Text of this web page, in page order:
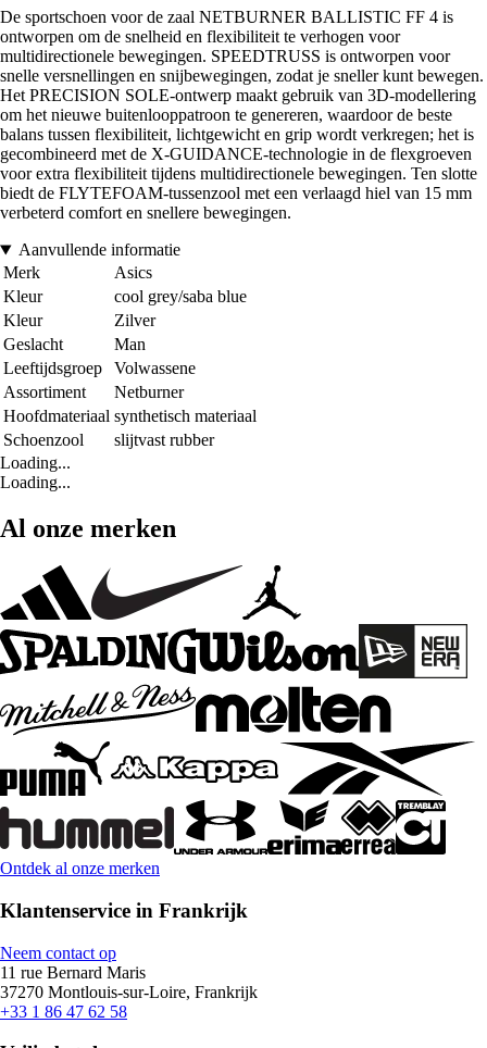
De sportschoen voor de zaal NETBURNER BALLISTIC FF 4 is
ontworpen om de snelheid en flexibiliteit te verhogen voor
multidirectionele bewegingen. SPEEDTRUSS is ontworpen voor
snelle versnellingen en snijbewegingen, zodat je sneller kunt bewegen.
Het PRECISION SOLE-ontwerp maakt gebruik van 3D-modellering
om het nieuwe buitenlooppatroon te genereren, waardoor de beste
balans tussen flexibiliteit, lichtgewicht en grip wordt verkregen; het is
gecombineerd met de X-GUIDANCE-technologie in de flexgroeven
voor extra flexibiliteit tijdens multidirectionele bewegingen. Ten slotte
biedt de FLYTEFOAM-tussenzool met een verlaagd hiel van 15 mm
verbeterd comfort en snellere bewegingen.
Aanvullende informatie
Merk
Asics
Kleur
cool grey/saba blue
Kleur
Zilver
Geslacht
Man
Leeftijdsgroep
Volwassene
Assortiment
Netburner
Hoofdmateriaal synthetisch materiaal
Schoenzool
slijtvast rubber
Loading...
Loading...
Al onze merken
Ontdek al onze merken
Klantenservice in Frankrijk
Neem contact op
11 rue Bernard Maris
37270 Montlouis-sur-Loire, Frankrijk
+33 1 86 47 62 58